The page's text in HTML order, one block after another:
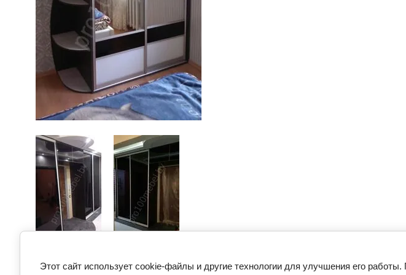
Предыдущее Следующее
Этот сайт использует cookie-файлы и другие технологии для улучшения его